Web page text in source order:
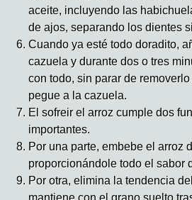
aceite, incluyendo las
de ajos, separando los dientes
Cuando ya esté todo doradito,
cazuela y durante dos o tres
con todo, sin parar de
pegue a la cazuela.
El sofreir el arroz cumple dos
importantes.
Por una parte, embebe el arroz
proporcionándole todo el sabor
Por otra, elimina la tendencia
mantiene con el grano suelto